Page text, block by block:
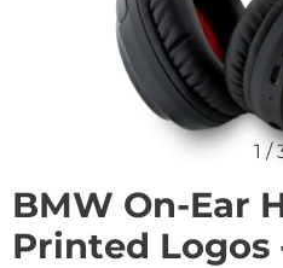
1 /
BMW On-Ear
Printed Logos